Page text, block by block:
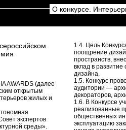
О конкурсе.
AWARDS (далее
открытым
жилых и
экспертов
среды».
1.4. Цель
поощрение
пространств,
вклад в развитие
дизайна.
1.5. Конкурс
аудитории —
декораторов,
1.6. В Конкурсе
реализованные
общественных
эксплуатацию